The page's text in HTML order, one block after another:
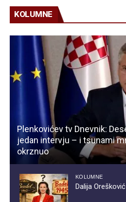
KOLUMNE
Plenkovićev tv Dnevnik:
jedan intervju – i tsunami
okrznuo
KOLUMNE
Dalija